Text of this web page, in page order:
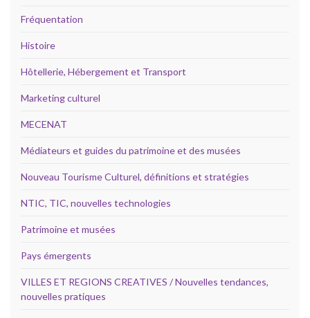
Fréquentation
Histoire
Hôtellerie, Hébergement et Transport
Marketing culturel
MECENAT
Médiateurs et guides du patrimoine et des musées
Nouveau Tourisme Culturel, définitions et stratégies
NTIC, TIC, nouvelles technologies
Patrimoine et musées
Pays émergents
VILLES ET REGIONS CREATIVES / Nouvelles tendances,
nouvelles pratiques